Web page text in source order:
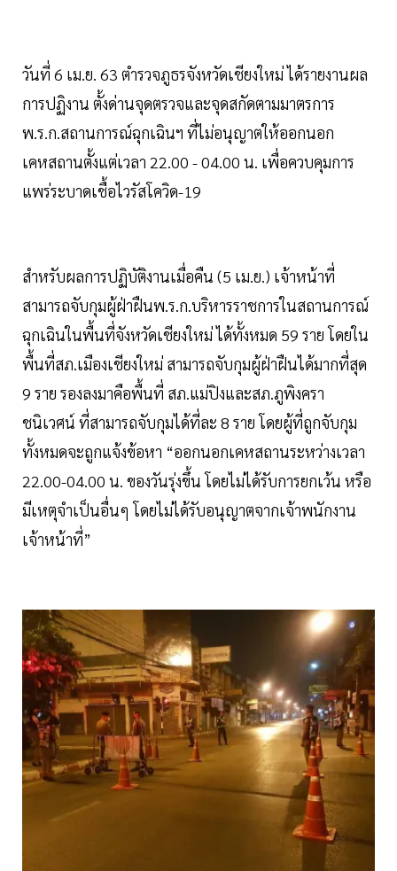
วันที่ 6 เม.ย. 63 ตำรวจภูธรจังหวัดเชียงใหม่ ได้รายงานผล
การปฏิงาน ตั้งด่านจุดตรวจและจุดสกัดตามมาตรการ
พ.ร.ก.สถานการณ์ฉุกเฉินฯ ที่ไม่อนุญาตให้ออกนอก
เคหสถานตั้งแต่เวลา 22.00 - 04.00 น. เพื่อควบคุมการ
แพร่ระบาดเชื้อไวรัสโควิด-19
สำหรับผลการปฏิบัติงานเมื่อคืน (5 เม.ย.) เจ้าหน้าที่
สามารถจับกุมผู้ฝ่าฝืนพ.ร.ก.บริหารราชการในสถานการณ์
ฉุกเฉินในพื้นที่จังหวัดเชียงใหม่ ได้ทั้งหมด 59 ราย โดยใน
พื้นที่สภ.เมืองเชียงใหม่ สามารถจับกุมผู้ฝ่าฝืนได้มากที่สุด
9 ราย รองลงมาคือพื้นที่ สภ.แม่ปิงและสภ.ภูพิงครา
ชนิเวศน์ ที่สามารถจับกุมได้ที่ละ 8 ราย โดยผู้ที่ถูกจับกุม
ทั้งหมดจะถูกแจ้งข้อหา “ออกนอกเคหสถานระหว่างเวลา
22.00-04.00 น. ของวันรุ่งขึ้น โดยไม่ได้รับการยกเว้น หรือ
มีเหตุจำเป็นอื่นๆ โดยไม่ได้รับอนุญาตจากเจ้าพนักงาน
เจ้าหน้าที่”